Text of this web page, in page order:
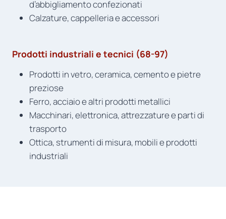
d’abbigliamento confezionati
Calzature, cappelleria e accessori
Prodotti industriali e tecnici (68-97)
Prodotti in vetro, ceramica, cemento e pietre
preziose
Ferro, acciaio e altri prodotti metallici
Macchinari, elettronica, attrezzature e parti di
trasporto
Ottica, strumenti di misura, mobili e prodotti
industriali